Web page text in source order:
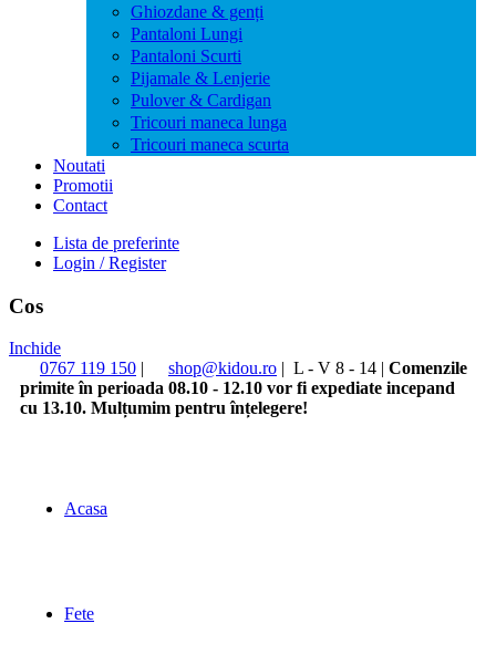
Ghiozdane & genți
Pantaloni Lungi
Pantaloni Scurti
Pijamale & Lenjerie
Pulover & Cardigan
Tricouri maneca lunga
Tricouri maneca scurta
Noutati
Promotii
Contact
Lista de preferinte
Login / Register
Cos
Inchide
0767 119 150 | shop@kidou.ro | L - V 8 - 14 | Comenzile
primite în perioada 08.10 - 12.10 vor fi expediate incepand
cu 13.10. Mulțumim pentru înțelegere!
Acasa
Fete